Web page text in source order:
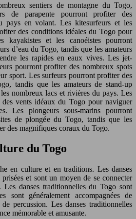
sentiers de montagne du Togo,
de parapente pourront profiter des
pays en volant. Les kitesurfeurs et les
des conditions idéales du Togo pour
kayakistes et les canoéistes pourront
d’eau du Togo, tandis que les amateurs
les rapides en eaux vives. Les jet-
pourront profiter des nombreux spots
sport. Les surfeurs pourront profiter des
tandis que les amateurs de stand-up
nombreux lacs et rivières du pays. Les
vents idéaux du Togo pour naviguer
Les plongeurs sous-marins pourront
de plongée du Togo, tandis que les
des magnifiques coraux du Togo.
du Togo
en culture et en traditions. Les danses
et sont un moyen de se connecter
Les danses traditionnelles du Togo sont
sont généralement accompagnées de
percussion. Les danses traditionnelles
mémorable et amusante.